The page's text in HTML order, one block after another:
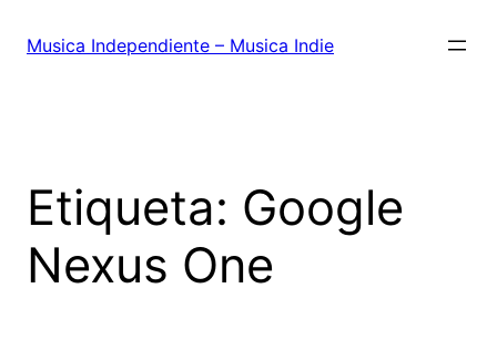
Musica Independiente – Musica Indie
Etiqueta: Google
Nexus One